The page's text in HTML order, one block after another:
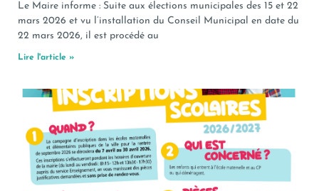
Le Maire informe : Suite aux élections municipales des 15 et 22
mars 2026 et vu l’installation du Conseil Municipal en date du
22 mars 2026, il est procédé au
Lire l'article »